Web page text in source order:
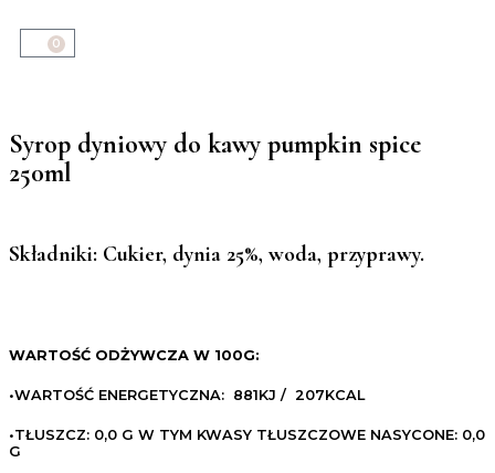
0
Syrop dyniowy do kawy pumpkin spice
250ml
Składniki: Cukier, dynia 25%, woda, przyprawy.
WARTOŚĆ ODŻYWCZA W 100G:
•WARTOŚĆ ENERGETYCZNA: 881KJ / 207KCAL
•TŁUSZCZ: 0,0 G W TYM KWASY TŁUSZCZOWE NASYCONE: 0,0
G